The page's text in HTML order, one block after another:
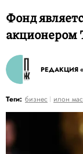
Фонд
акционером
РЕДАКЦИЯ
Теги: бизнес илон